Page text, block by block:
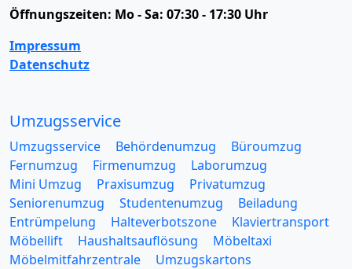
Öffnungszeiten: Mo - Sa: 07:30 - 17:30 Uhr
Impressum
Datenschutz
Umzugsservice
Umzugsservice Behördenumzug
Büroumzug
Fernumzug
Firmenumzug
Laborumzug
Mini Umzug
Praxisumzug
Privatumzug
Seniorenumzug
Studentenumzug
Beiladung
Entrümpelung
Halteverbotszone
Klaviertransport
Möbellift
Haushaltsauflösung
Möbeltaxi
Möbelmitfahrzentrale
Umzugskartons